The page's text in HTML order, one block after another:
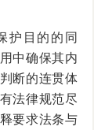
护目的的同
中确保其内
断的连贯体
法律规范尽
要求法条与